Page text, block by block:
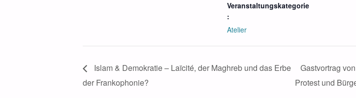
Veranstaltungskategorie
:
Atelier
Islam & Demokratie – Laïcité, der Maghreb und das Erbe
der Frankophonie?
Gastvortrag
Protest und